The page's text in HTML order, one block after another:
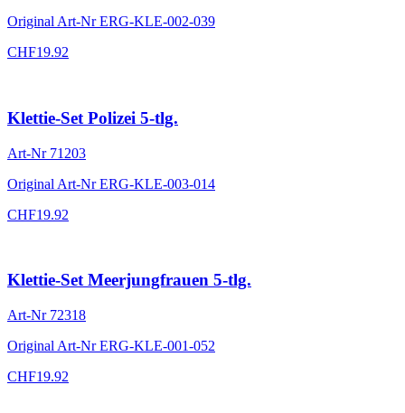
Original Art-NrERG-KLE-002-039
CHF19.92
Klettie-Set Polizei 5-tlg.
Art-Nr 71203
Original Art-NrERG-KLE-003-014
CHF19.92
Klettie-Set Meerjungfrauen 5-tlg.
Art-Nr 72318
Original Art-NrERG-KLE-001-052
CHF19.92